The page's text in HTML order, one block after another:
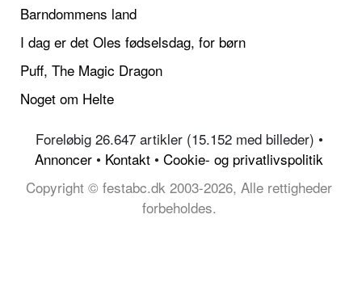
Barndommens land
I dag er det Oles fødselsdag, for børn
Puff, The Magic Dragon
Noget om Helte
Foreløbig 26.647 artikler (15.152 med billeder) •
Annoncer • Kontakt • Cookie- og privatlivspolitik
Copyright © festabc.dk 2003-2026, Alle rettigheder
forbeholdes.